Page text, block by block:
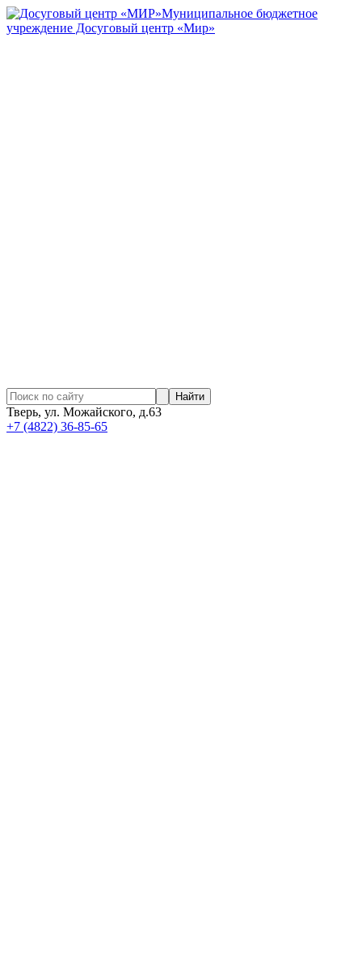
Муниципальное бюджетное
учреждение Досуговый центр «Мир»
Найти
Тверь, ул. Можайского, д.63
+7 (4822) 36-85-65